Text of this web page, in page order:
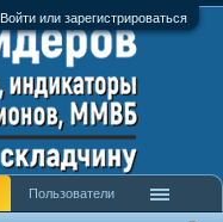
Войти или зарегистрироваться
Пользователи